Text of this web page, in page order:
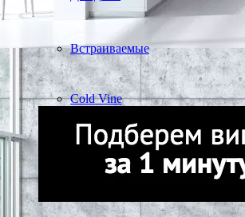
Встраиваемые
Cold Vine